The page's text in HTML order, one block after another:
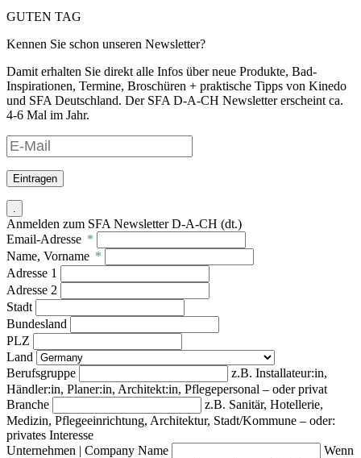
GUTEN TAG
Kennen Sie schon unseren Newsletter?
Damit erhalten Sie direkt alle Infos über neue Produkte, Bad-
Inspirationen, Termine, Broschüren + praktische Tipps von Kinedo
und SFA Deutschland. Der SFA D-A-CH Newsletter erscheint ca.
4-6 Mal im Jahr.
Eintragen
Anmelden zum SFA Newsletter D-A-CH (dt.)
Email-Adresse *
Name, Vorname *
Adresse 1
Adresse 2
Stadt
Bundesland
PLZ
Land
Berufsgruppe
z.B. Installateur:in,
Händler:in, Planer:in, Architekt:in, Pflegepersonal – oder privat
Branche
z.B. Sanitär, Hotellerie,
Medizin, Pflegeeinrichtung, Architektur, Stadt/Kommune – oder:
privates Interesse
Unternehmen | Company Name
Wenn